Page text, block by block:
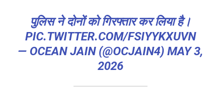
पुलिस ने दोनों को गिरफ्तार कर लिया है।
PIC.TWITTER.COM/FSIYYKXUVN
— OCEAN JAIN (@OCJAIN4) MAY 3,
2026